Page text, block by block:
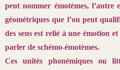
peut nommer émotèmes, l’autre
géométriques que l’on peut
des sens est relié à une émotion
parler de schémo-émotèmes.
Ces unités phonémiques ou